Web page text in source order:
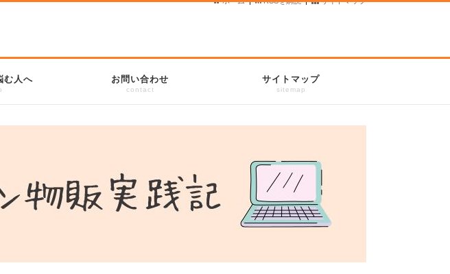
む人へ お問い合わせ
contact
サイトマップ
sitemap